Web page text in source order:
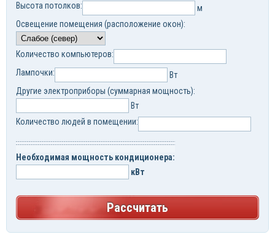
Высота потолков:
м
Освещение помещения (расположение окон):
Количество компьютеров:
Лампочки:
Вт
Другие электроприборы (суммарная мощность):
Вт
Количество людей в помещении:
Необходимая мощность кондиционера:
кВт
Рассчитать